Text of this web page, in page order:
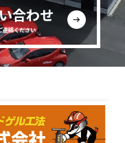
合わせ
絡ください